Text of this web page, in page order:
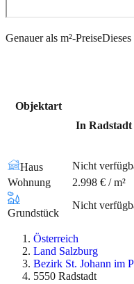
Genauer als m²-Preise
Objektart
In Radstadt
Haus
Nicht
Wohnung
2.998 € / m²
Grundstück
Nicht
Österreich
Land Salzburg
Bezirk St. Johann im
5550 Radstadt